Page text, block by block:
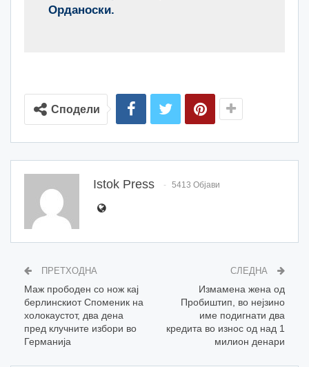
Орданоски.
Сподели
Istok Press 5413 Објави
ПРЕТХОДНА
Маж прободен со нож кај
берлинскиот Споменик на
холокаустот, два дена
пред клучните избори во
Германија
СЛЕДНА
Измамена жена од
Пробиштип, во нејзино
име подигнати два
кредита во износ од над 1
милион денари